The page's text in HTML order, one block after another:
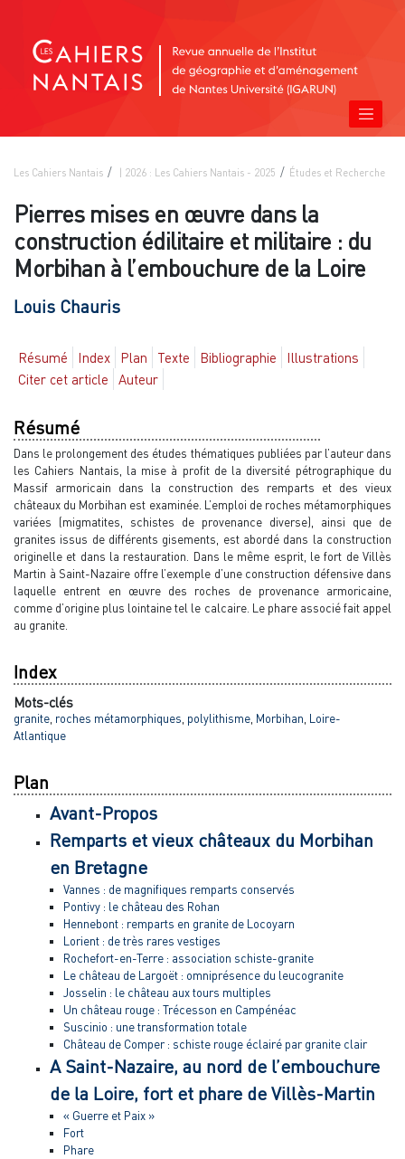
Les Cahiers Nantais | 2026 : Les Cahiers Nantais - 2025 Études et Recherche
Pierres mises en œuvre dans la
construction édilitaire et militaire : du
Morbihan à l’embouchure de la Loire
Louis Chauris
Résumé Index Plan Texte Bibliographie
Illustrations
Citer cet article
Auteur
Résumé
Dans le prolongement des études thématiques publiées par l’auteur dans
les Cahiers Nantais, la mise à profit de la diversité pétrographique du
Massif armoricain dans la construction des remparts et des vieux
châteaux du Morbihan est examinée. L’emploi de roches métamorphiques
variées (migmatites, schistes de provenance diverse), ainsi que de
granites issus de différents gisements, est abordé dans la construction
originelle et dans la restauration. Dans le même esprit, le fort de Villès
Martin à Saint-Nazaire offre l’exemple d’une construction défensive dans
laquelle entrent en œuvre des roches de provenance armoricaine,
comme d’origine plus lointaine tel le calcaire. Le phare associé fait appel
au granite.
Index
Mots-clés
granite roches métamorphiques polylithisme Morbihan Loire-
Atlantique
Plan
Avant-Propos
Remparts et vieux châteaux du Morbihan
en Bretagne
Vannes : de magnifiques remparts conservés
Pontivy : le château des Rohan
Hennebont : remparts en granite de Locoyarn
Lorient : de très rares vestiges
Rochefort-en-Terre : association schiste-granite
Le château de Largoët : omniprésence du leucogranite
Josselin : le château aux tours multiples
Un château rouge : Trécesson en Campénéac
Suscinio : une transformation totale
Château de Comper : schiste rouge éclairé par granite clair
A Saint-Nazaire, au nord de l’embouchure
de la Loire, fort et phare de Villès-Martin
« Guerre et Paix »
Fort
Phare